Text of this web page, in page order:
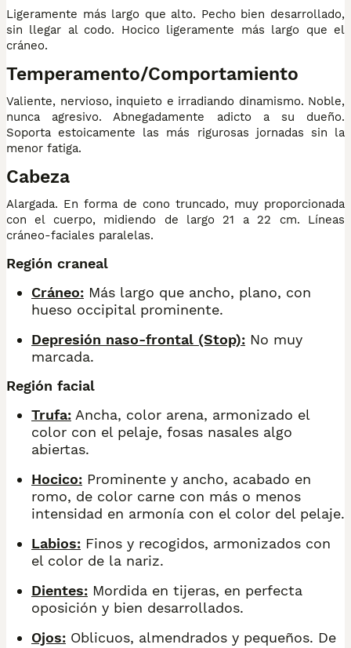
Ligeramente más largo que alto. Pecho bien desarrollado,
sin llegar al codo. Hocico ligeramente más largo que el
cráneo.
Temperamento/Comportamiento
Valiente, nervioso, inquieto e irradiando dinamismo. Noble,
nunca agresivo. Abnegadamente adicto a su dueño.
Soporta estoicamente las más rigurosas jornadas sin la
menor fatiga.
Cabeza
Alargada. En forma de cono truncado, muy proporcionada
con el cuerpo, midiendo de largo 21 a 22 cm. Líneas
cráneo-faciales paralelas.
Región craneal
Cráneo: Más largo que ancho, plano, con
hueso occipital prominente.
Depresión naso-frontal (Stop): No muy
marcada.
Región facial
Trufa: Ancha, color arena, armonizado el
color con el pelaje, fosas nasales algo
abiertas.
Hocico: Prominente y ancho, acabado en
romo, de color carne con más o menos
intensidad en armonía con el color del pelaje.
Labios: Finos y recogidos, armonizados con
el color de la nariz.
Dientes: Mordida en tijeras, en perfecta
oposición y bien desarrollados.
Ojos: Oblicuos, almendrados y pequeños. De